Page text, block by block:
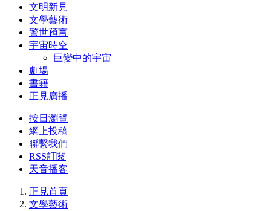
文明新見
文學藝術
警世預言
宇宙時空
巨變中的宇宙
劇場
書籍
正見廣播
按日瀏覽
網上投稿
聯繫我們
RSS訂閱
天音播客
正見首頁
文學藝術